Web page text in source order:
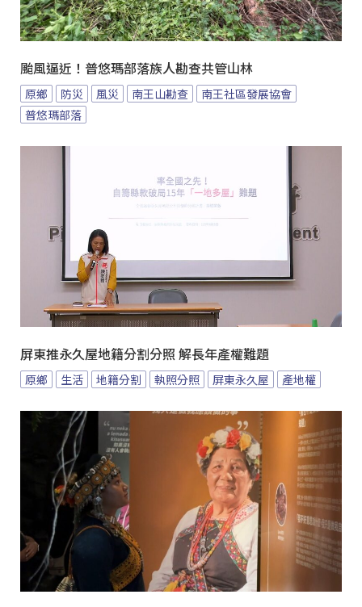
颱風逼近！普悠瑪部落族人勘查共管山林
原鄉 防災 風災 南王山勘查
南王社區發展協會
普悠瑪部落
屏東推永久屋地籍分割分照 解長年產權難題
原鄉 生活 地籍分割 執照分照 屏東永久屋 產地權